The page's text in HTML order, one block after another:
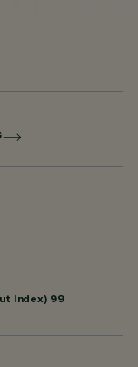
Index) 99